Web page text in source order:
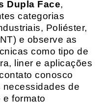
Dupla Face,
categorias
Poliéster,
e observe as
como tipo de
liner e aplicações
conosco
necessidades de
e formato